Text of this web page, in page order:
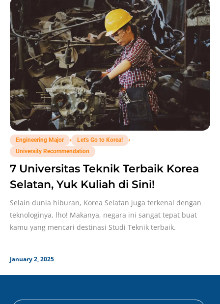
Engineering Major Let's Go to Korea!
University Recommendation
7 Universitas Teknik Terbaik Korea
Selatan, Yuk Kuliah di Sini!
Selain dunia hiburan, Korea Selatan juga terkenal dengan
teknologinya, lho! Makanya, negara ini sangat tepat buat
kamu yang mencari destinasi Studi Teknik terbaik.
January 2, 2025